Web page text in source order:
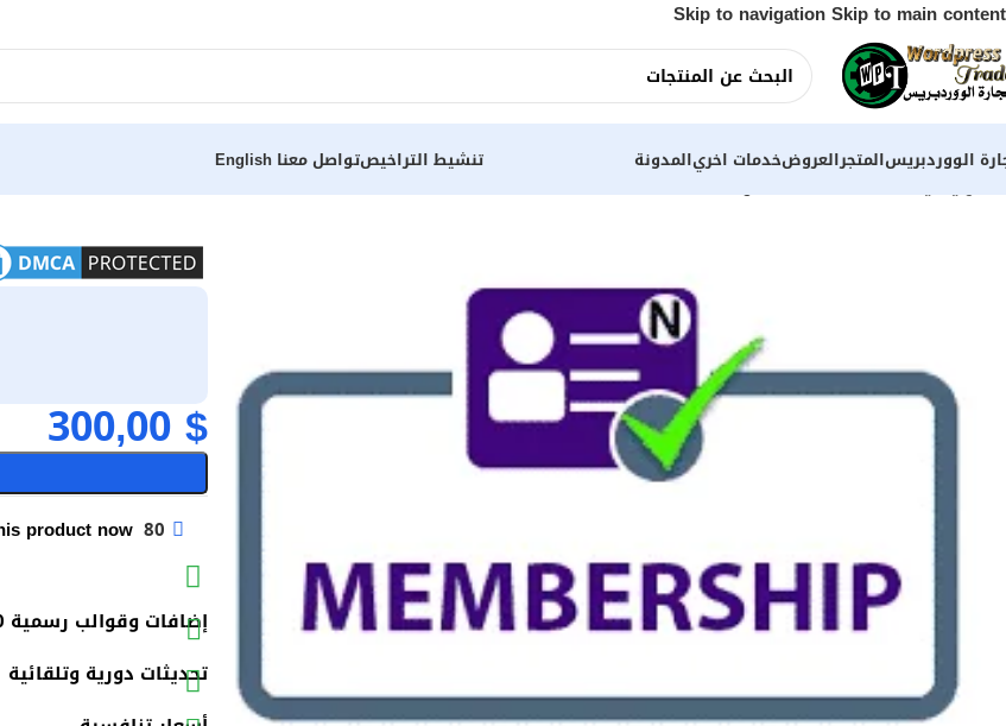
Skip to navigationSkip to main content
الووردبريسالمتجرالعروضخدمات اخريالمدونة تنشيط التراخيصتواصل معنا English
300,00$
80
product now!
إضافات وقوالب رسمية 100%
تحديثات دورية وتلقائية